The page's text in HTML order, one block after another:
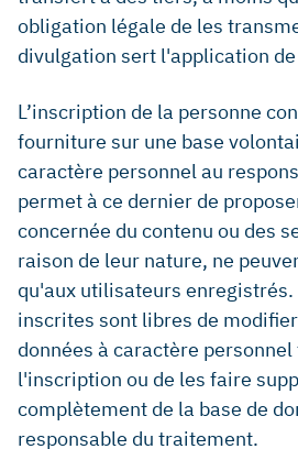
obligation légale de les
divulgation sert l'application
L’inscription de la personne
fourniture sur une base
caractère personnel au
permet à ce dernier de
concernée du contenu ou des
raison de leur nature, ne
qu'aux utilisateurs enregistrés.
inscrites sont libres de
données à caractère
l'inscription ou de les faire
complètement de la base de
responsable du traitement.